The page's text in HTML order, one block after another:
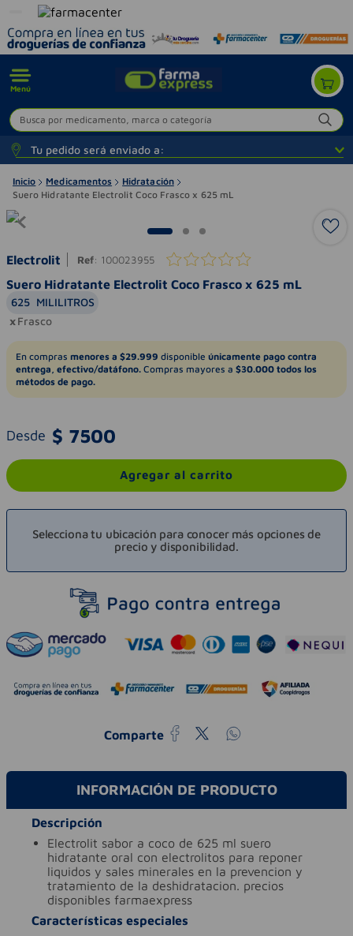
Menú
Busca por medicamento, marca o categoría
Tu pedido será enviado a:
Inicio Medicamentos
Hidratación
Suero Hidratante Electrolit Coco Frasco x 625 mL
Electrolit Ref: 100023955
Suero Hidratante Electrolit Coco Frasco x 625 mL
625 MILILITROS
Frasco
En compras menores a $29.999 disponible únicamente pago contra
entrega, efectivo/datáfono. Compras mayores a $30.000 todos los
métodos de pago.
Desde $ 7500
Agregar al carrito
Selecciona tu ubicación para conocer más opciones de
precio y disponibilidad.
Comparte
INFORMACIÓN DE PRODUCTO
Descripción
electrolit sabor a coco de 625 ml suero
hidratante oral con electrolitos para reponer
liquidos y sales minerales en la prevencion y
tratamiento de la deshidratacion. precios
disponibles farmaexpress
Características especiales